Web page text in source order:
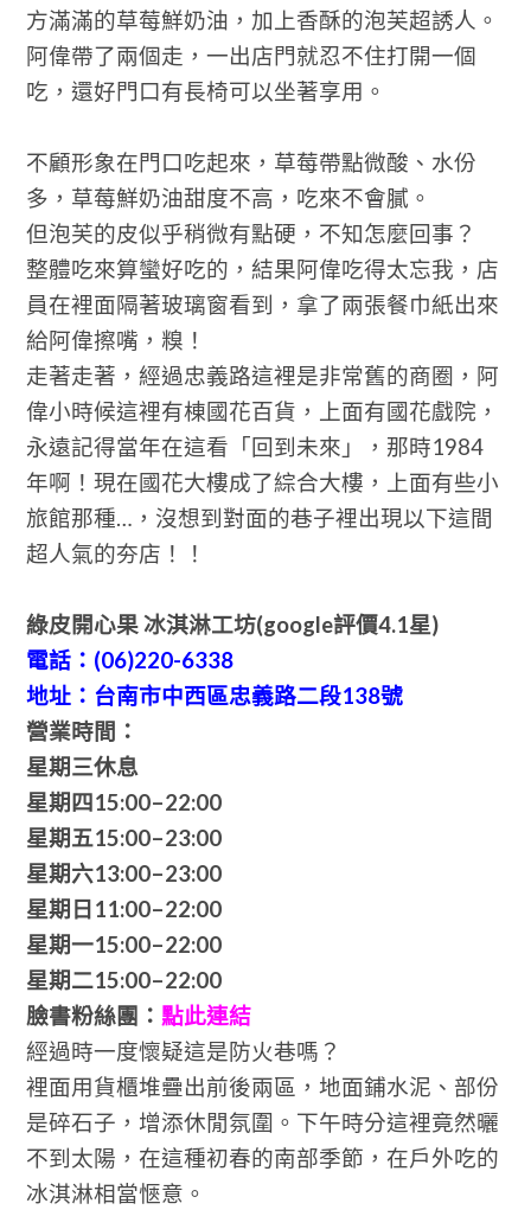
方滿滿的草莓鮮奶油，加上香酥的泡芙超誘人。
阿偉帶了兩個走，一出店門就忍不住打開一個
吃，還好門口有長椅可以坐著享用。
不顧形象在門口吃起來，草莓帶點微酸、水份
多，草莓鮮奶油甜度不高，吃來不會膩。
但泡芙的皮似乎稍微有點硬，不知怎麼回事？
整體吃來算蠻好吃的，結果阿偉吃得太忘我，店
員在裡面隔著玻璃窗看到，拿了兩張餐巾紙出來
給阿偉擦嘴，糗！
走著走著，經過忠義路這裡是非常舊的商圈，阿
偉小時候這裡有棟國花百貨，上面有國花戲院，
永遠記得當年在這看「回到未來」，那時1984
年啊！現在國花大樓成了綜合大樓，上面有些小
旅館那種…，沒想到對面的巷子裡出現以下這間
超人氣的夯店！！
綠皮開心果 冰淇淋工坊(google評價4.1星)
電話：(06)220-6338
地址：台南市中西區忠義路二段138號
營業時間：
星期三休息
星期四15:00–22:00
星期五15:00–23:00
星期六13:00–23:00
星期日 11:00–22:00
星期一15:00–22:00
星期二15:00–22:00
臉書粉絲團： 點此連結
經過時一度懷疑這是防火巷嗎？
裡面用貨櫃堆疊出前後兩區，地面鋪水泥、部份
是碎石子，增添休閒氛圍。下午時分這裡竟然曬
不到太陽，在這種初春的南部季節，在戶外吃的
冰淇淋相當愜意。